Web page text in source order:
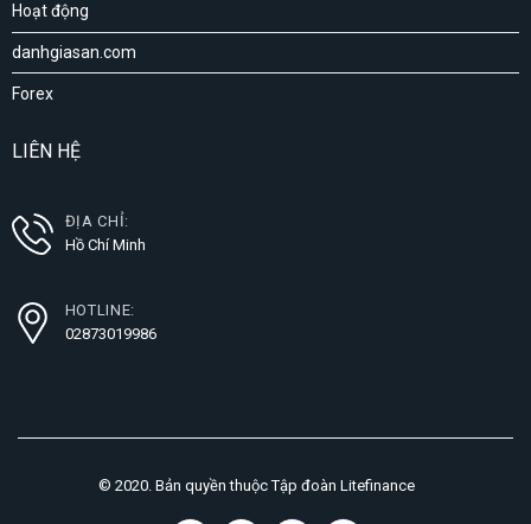
Hoạt động
danhgiasan.com
Forex
LIÊN HỆ
ĐỊA CHỈ:
Hồ Chí Minh
HOTLINE:
02873019986
© 2020. Bản quyền thuộc Tập đoàn Litefinance